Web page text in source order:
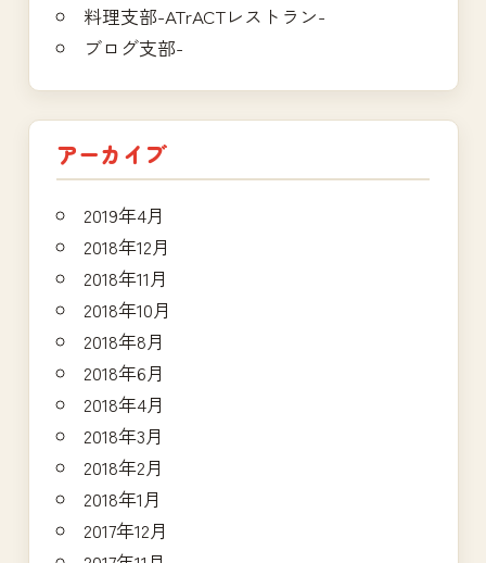
料理支部-ATrACTレストラン-
ブログ支部-
アーカイブ
2019年4月
2018年12月
2018年11月
2018年10月
2018年8月
2018年6月
2018年4月
2018年3月
2018年2月
2018年1月
2017年12月